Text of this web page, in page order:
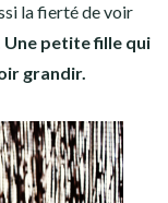
la fierté de voir
Une petite fille qui
grandir.